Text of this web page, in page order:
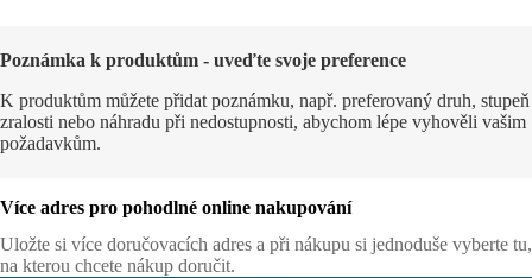
Poznámka k produktům - uveďte svoje preference
K produktům můžete přidat poznámku, např. preferovaný druh, stupeň
zralosti nebo náhradu při nedostupnosti, abychom lépe vyhověli vašim
požadavkům.
Více adres pro pohodlné online nakupování
Uložte si více doručovacích adres a při nákupu si jednoduše vyberte tu,
na kterou chcete nákup doručit.